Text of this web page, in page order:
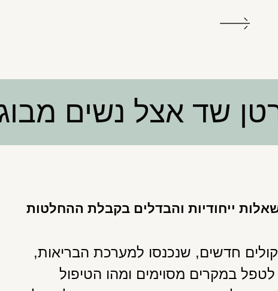
ייחודיות והבדלים בקבלת ההחלטות
חדשים, שנכנסו למערכת הבריאות,
במקרים מסוימים ומהו הטיפול